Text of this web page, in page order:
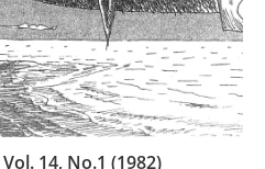
14, No.1 (1982)